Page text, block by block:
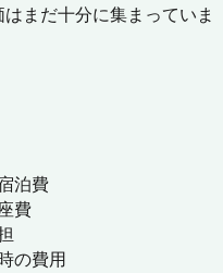
まだ十分に集まっていま
泊費
費
の費用